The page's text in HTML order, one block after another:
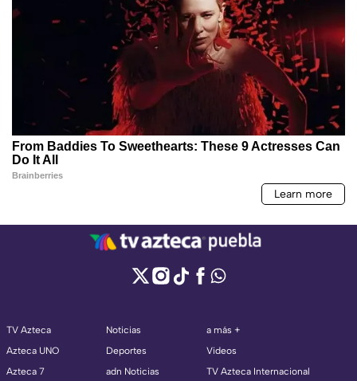
TV Azteca
Azteca UNO
Azteca 7
Noticias
Deportes
adn Noticias
a más +
Videos
TV Azteca Internacional